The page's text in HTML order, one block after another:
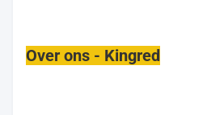
Over ons - Kingred